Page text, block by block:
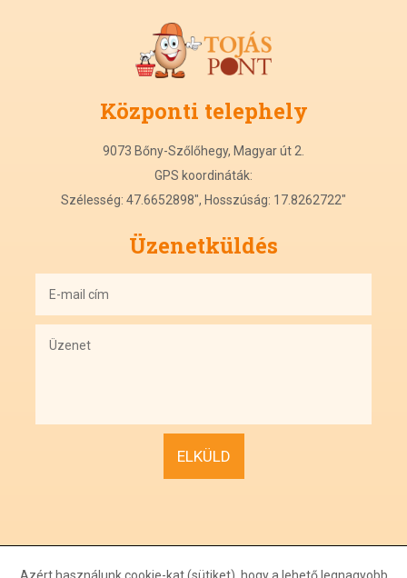
Központi telephely
9073 Bőny-Szőlőhegy, Magyar út 2.
GPS koordináták:
Szélesség: 47.6652898", Hosszúság: 17.8262722"
Üzenetküldés
Azért használunk cookie-kat (sütiket), hogy a lehető legnagyobb